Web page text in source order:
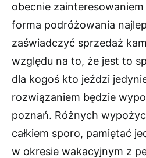
obecnie
forma podróżowania
zaświadczyć sprzedaż
względu na to, że jest to
dla kogoś kto jeździ
rozwiązaniem będzie
poznań. Różnych
całkiem sporo, pamiętać
w okresie wakacyjnym z